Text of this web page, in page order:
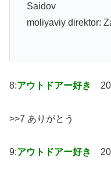
Saidov
moliyaviy direktor:
8:アウトドアー好き
>>7 ありがとう
9:アウトドアー好き